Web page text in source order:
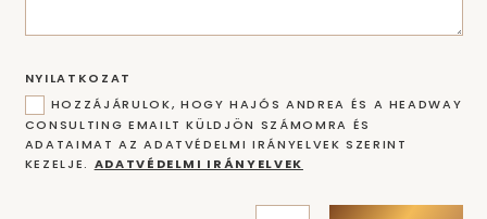
NYILATKOZAT
HOZZÁJÁRULOK, HOGY HAJÓS ANDREA ÉS A HEADWAY
CONSULTING EMAILT KÜLDJÖN SZÁMOMRA ÉS
ADATAIMAT AZ ADATVÉDELMI IRÁNYELVEK SZERINT
KEZELJE. ADATVÉDELMI IRÁNYELVEK